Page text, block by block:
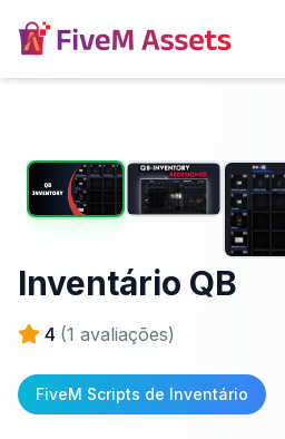
Inventário QB
4 (1 avaliações)
FiveM Scripts de Inventário